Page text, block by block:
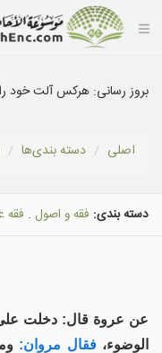
بروز رسانی: هرکس آلت خود را
اصلی دسته بندى‌ها
دسته بندی: فقه و اصول . فقه
عن عروة قال: دخلت على
الوضوء، فقال مروان: